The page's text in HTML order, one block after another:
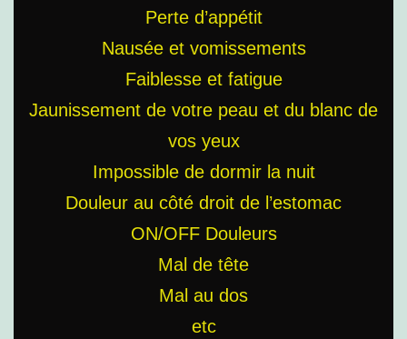
Perte d’appétit
Nausée et vomissements
Faiblesse et fatigue
Jaunissement de votre peau et du blanc de
vos yeux
Impossible de dormir la nuit
Douleur au côté droit de l’estomac
ON/OFF Douleurs
Mal de tête
Mal au dos
etc